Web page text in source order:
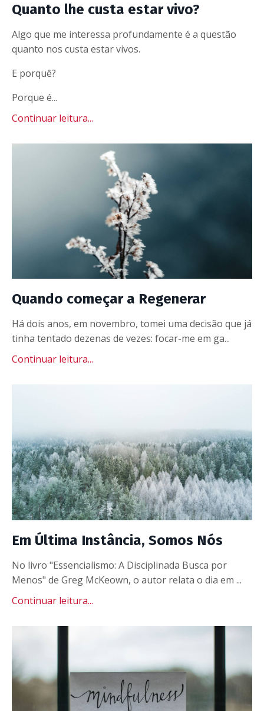
Quanto lhe custa estar vivo?
Algo que me interessa profundamente é a questão
quanto nos custa estar vivos.
E porquê?
Porque é...
Continuar leitura...
Quando começar a Regenerar
Há dois anos, em novembro, tomei uma decisão que já
tinha tentado dezenas de vezes: focar-me em ga...
Continuar leitura...
Em Última Instância, Somos Nós
No livro "Essencialismo: A Disciplinada Busca por
Menos" de Greg McKeown, o autor relata o dia em ...
Continuar leitura...